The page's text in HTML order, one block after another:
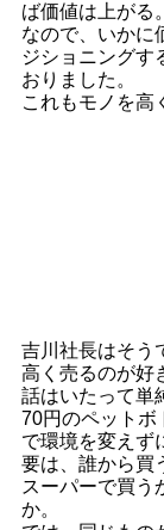
ば価値は上がる。
なので、いかに
ジショニングす
おりました。
これもモノを高
吉川社長はそう
高く売るのが好
話はいたって単
70円のペットボ
で環境を変えず
要は、誰から買
スーパーで買う
か。